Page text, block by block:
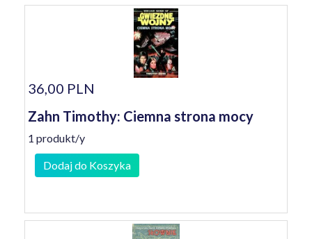
36,00 PLN
Zahn Timothy: Ciemna strona mocy
1 produkt/y
Dodaj do Koszyka